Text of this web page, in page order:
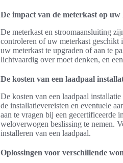
De impact van de meterkast op
De meterkast en stroomaansluiting
controleren of uw meterkast geschikt
uw meterkast te upgraden of aan te
lichtvaardig over moet denken, en
De kosten van een laadpaal
De kosten van een laadpaal
de installatievereisten en eventuele
aan te vragen bij een gecertificeerde
weloverwogen beslissing te nemen.
installeren van een laadpaal.
Oplossingen voor verschillende